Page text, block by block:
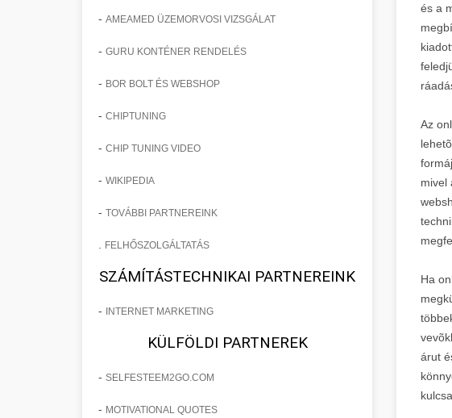
- AMEAMED ÜZEMORVOSI VIZSGÁLAT
- GURU KONTÉNER RENDELÉS
- BOR BOLT ÉS WEBSHOP
- CHIPTUNING
- CHIP TUNING VIDEO
- WIKIPEDIA
- TOVÁBBI PARTNEREINK
FELHŐSZOLGÁLTATÁS
SZÁMÍTÁSTECHNIKAI PARTNEREINK
- INTERNET MARKETING
KÜLFÖLDI PARTNEREK
- SELFESTEEM2GO.COM
- MOTIVATIONAL QUOTES
és a
Az
mivel
Ha
árut